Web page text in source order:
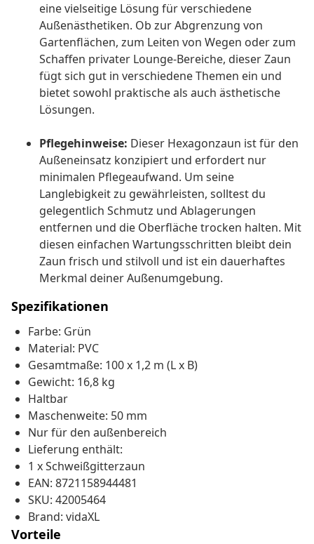
eine vielseitige Lösung für verschiedene
Außenästhetiken. Ob zur Abgrenzung von
Gartenflächen, zum Leiten von Wegen oder zum
Schaffen privater Lounge-Bereiche, dieser Zaun
fügt sich gut in verschiedene Themen ein und
bietet sowohl praktische als auch ästhetische
Lösungen.
Pflegehinweise: Dieser Hexagonzaun ist für den
Außeneinsatz konzipiert und erfordert nur
minimalen Pflegeaufwand. Um seine
Langlebigkeit zu gewährleisten, solltest du
gelegentlich Schmutz und Ablagerungen
entfernen und die Oberfläche trocken halten. Mit
diesen einfachen Wartungsschritten bleibt dein
Zaun frisch und stilvoll und ist ein dauerhaftes
Merkmal deiner Außenumgebung.
Spezifikationen
Farbe: Grün
Material: PVC
Gesamtmaße: 100 x 1,2 m (L x B)
Gewicht: 16,8 kg
Haltbar
Maschenweite: 50 mm
Nur für den außenbereich
Lieferung enthält:
1 x Schweißgitterzaun
EAN: 8721158944481
SKU: 42005464
Brand: vidaXL
Vorteile